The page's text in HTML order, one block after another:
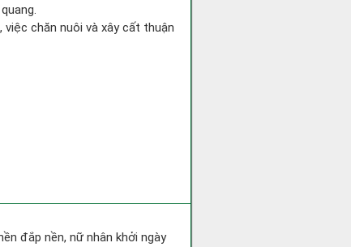
chăn nuôi và xây cất thuận
đắp nền, nữ nhân khởi ngày